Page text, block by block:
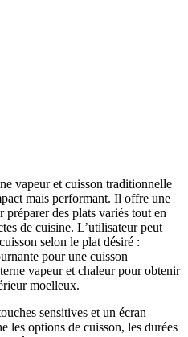
vapeur et cuisson traditionnelle
mais performant. Il offre une
des plats variés tout en
de cuisine. L’utilisateur peut
selon le plat désiré :
pour une cuisson
vapeur et chaleur pour obtenir
moelleux.
sensitives et un écran
les options de cuisson, les durées